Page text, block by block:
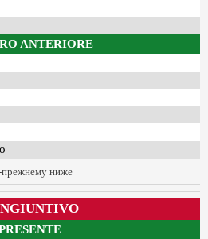
ANTERIORE
ниже